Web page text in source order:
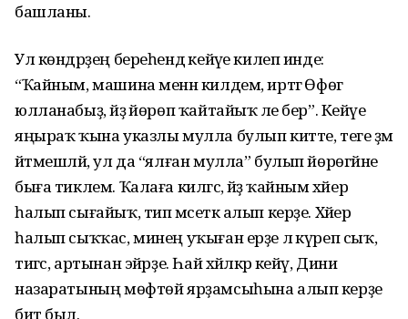
башланы.
Ул көндәрҙең береһендә кейәүе килеп инде:
“Ҡайным, машина менән килдем, иртәгә Өфөгә
юлланабыҙ, әйҙә йөрөп ҡайтайыҡ әле бер”. Кейәүе
яңыраҡ ҡына указлы мулла булып китте, теге әҙәм
әйтмешләй, ул да “ялған мулла” булып йөрөгәйне
быға тиклем. Ҡалаға килгәс, әйҙә ҡайным хәйер
һалып сығайыҡ, тип мәсеткә алып керҙе. Хәйер
һалып сыҡҡас, минең уҡыған ерҙе лә күреп сыҡ,
тигәс, артынан эйәрҙе. Һай хәйләкәр кейәү, Диниә
назаратының мөфтөй ярҙамсыһына алып керҙе
бит был.